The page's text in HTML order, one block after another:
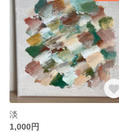
淡
1,000円